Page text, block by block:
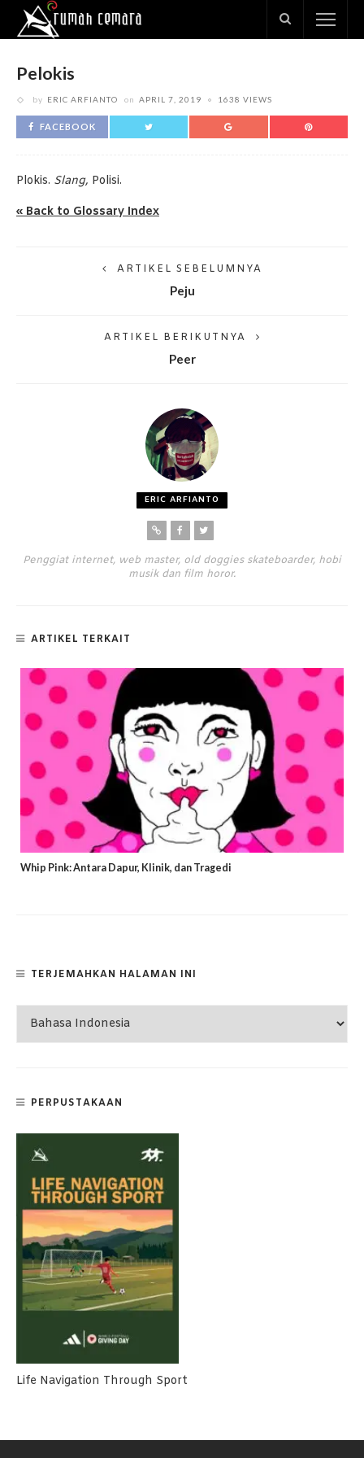
Pelokis
by ERIC ARFIANTO on APRIL 7, 2019 1638 VIEWS
FACEBOOK
Plokis. Slang, Polisi.
« Back to Glossary Index
ARTIKEL SEBELUMNYA
Peju
ARTIKEL BERIKUTNYA
Peer
ERIC ARFIANTO
Penggiat internet, web master, old doggies skateboarder, hobi
musik dan film horor.
ARTIKEL TERKAIT
Whip Pink: Antara Dapur, Klinik, dan Tragedi
TERJEMAHKAN HALAMAN INI
PERPUSTAKAAN
Life Navigation Through Sport